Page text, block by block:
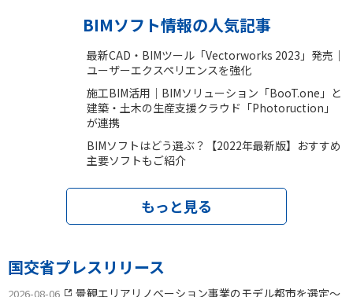
BIMソフト情報の人気記事
最新CAD・BIMツール「Vectorworks 2023」発売｜
ユーザーエクスペリエンスを強化
施工BIM活用｜BIMソリューション「BooT.one」と
建築・土木の生産支援クラウド「Photoruction」
が連携
BIMソフトはどう選ぶ？【2022年最新版】おすすめ
主要ソフトもご紹介
もっと見る
国交省プレスリリース
2026-08-06
景観エリアリノベーション事業のモデル都市を選定〜